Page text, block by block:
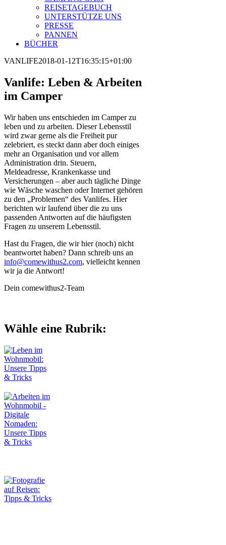
REISETAGEBUCH
UNTERSTÜTZE UNS
PRESSE
PANNEN
BÜCHER
VANLIFE2018-01-12T16:35:15+01:00
Vanlife: Leben & Arbeiten
im Camper
Wir haben uns entschieden im Camper zu
leben und zu arbeiten. Dieser Lebensstil
wird zwar gerne als die Freiheit pur
zelebriert, es steckt dann aber doch einiges
mehr an Organisation und vor allem
Administration drin. Steuern,
Meldeadresse, Krankenkasse und
Versicherungen – aber auch tägliche Dinge
wie Wäsche waschen oder Internet gehören
zu den „Problemen“ des Vanlifes. Hier
berichten wir laufend über die zu uns
passenden Antworten auf die häufigsten
Fragen zu unserem Lebensstil.
Hast du Fragen, die wir hier (noch) nicht
beantwortet haben? Dann schreib uns an
info@comewithus2.com, vielleicht kennen
wir ja die Antwort!
Dein comewithus2-Team
Wähle eine Rubrik: